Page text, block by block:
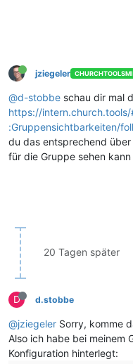
jziegeler
@d-stobbe schau dir mal
https://
:Gruppensichtbarkeiten/
du das entsprechend
für die Gruppe sehen
20 Tagen später
D d.stobbe
@jziegeler Sorry, komme
Also ich habe bei meinem
Konfiguration hinterlegt: